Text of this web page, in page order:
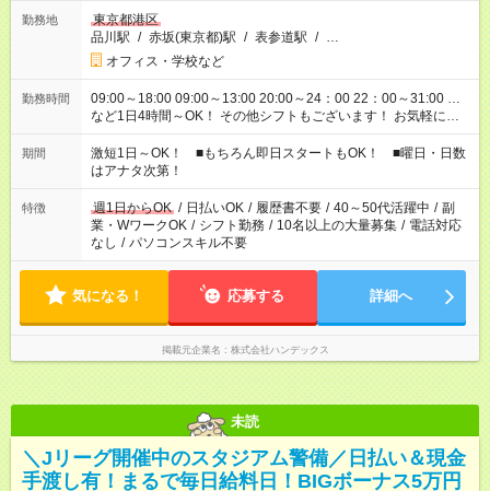
勤務地
東京都港区
品川駅 / 赤坂(東京都)駅 / 表参道駅 / …
オフィス・学校など
勤務時間
09:00～18:00 09:00～13:00 20:00～24：00 22：00～31:00 …
など1日4時間～OK！ その他シフトもございます！ お気軽にご
相談ください！
期間
激短1日～OK！ ■もちろん即日スタートもOK！ ■曜日・日数
はアナタ次第！
特徴 週1日からOK / 日払いOK / 履歴書不要 / 40～50代活躍中 / 副
業・WワークOK / シフト勤務 / 10名以上の大量募集 / 電話対応
なし / パソコンスキル不要
気になる！ 応募する 詳細へ
掲載元企業名 株式会社ハンデックス
未読
＼Jリーグ開催中のスタジアム警備／日払い＆現金
手渡し有！まるで毎日給料日！BIGボーナス5万円